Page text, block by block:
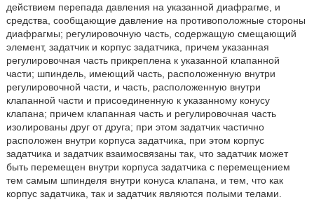
действием перепада давления на указанной диафрагме, и
средства, сообщающие давление на противоположные стороны
диафрагмы; регулировочную часть, содержащую смещающий
элемент, задатчик и корпус задатчика, причем указанная
регулировочная часть прикреплена к указанной клапанной
части; шпиндель, имеющий часть, расположенную внутри
регулировочной части, и часть, расположенную внутри
клапанной части и присоединенную к указанному конусу
клапана; причем клапанная часть и регулировочная часть
изолированы друг от друга; при этом задатчик частично
расположен внутри корпуса задатчика, при этом корпус
задатчика и задатчик взаимосвязаны так, что задатчик может
быть перемещен внутри корпуса задатчика с перемещением
тем самым шпинделя внутри конуса клапана, и тем, что как
корпус задатчика, так и задатчик являются полыми телами.